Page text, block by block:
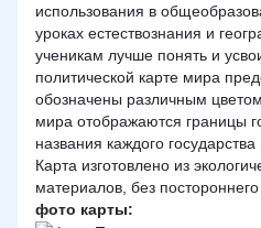
использования в
уроках естествознания и
ученикам лучше понять и
политической карте мира
обозначены различным
мира отображаются границы
названия каждого
Карта изготовлено из
материалов, без постороннего
фото карты: